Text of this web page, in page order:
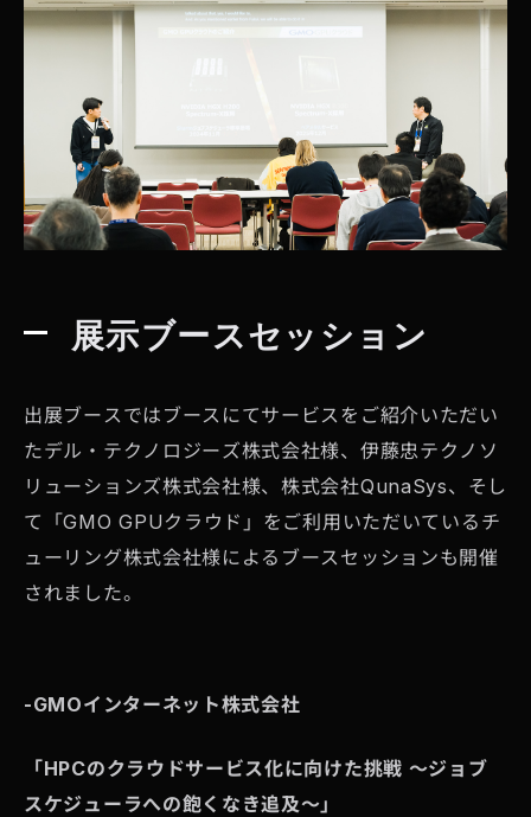
展示ブースセッション
出展ブースではブースにてサービスをご紹介いただい
たデル・テクノロジーズ株式会社様、伊藤忠テクノソ
リューションズ株式会社様、株式会社QunaSys、そし
て「GMO GPUクラウド」をご利用いただいているチ
ューリング株式会社様によるブースセッションも開催
されました。
-GMOインターネット株式会社
「HPCのクラウドサービス化に向けた挑戦 ～ジョブ
スケジューラへの飽くなき追及～」